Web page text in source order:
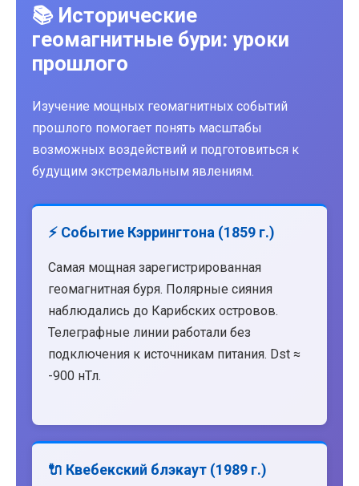
📚 Исторические
геомагнитные бури: уроки
прошлого
Изучение мощных геомагнитных событий
прошлого помогает понять масштабы
возможных воздействий и подготовиться к
будущим экстремальным явлениям.
⚡ Событие Кэррингтона (1859 г.)
Самая мощная зарегистрированная
геомагнитная буря. Полярные сияния
наблюдались до Карибских островов.
Телеграфные линии работали без
подключения к источникам питания. Dst ≈
-900 нТл.
🔌 Квебекский блэкаут (1989 г.)